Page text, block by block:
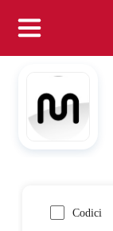
Codici